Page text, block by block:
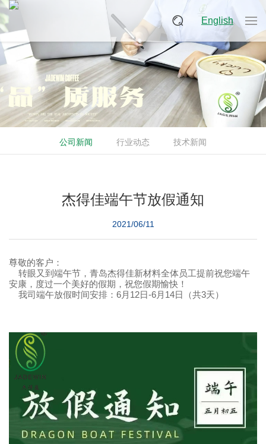
English
公司新闻 行业动态 技术新闻
杰得佳端午节放假通知
2021/06/11
尊敬的客户：
转眼又到端午节，青岛杰得佳新材料全体员工提前祝您端午
安康，度过一个美好的假期，祝您假期愉快！
我司端午放假时间安排：6月12日-6月14日（共3天）